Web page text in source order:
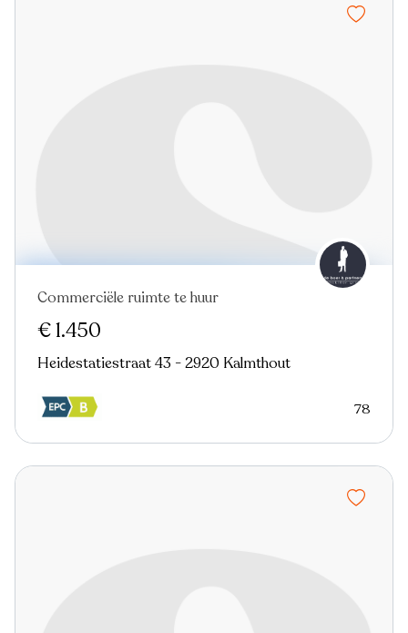
Commerciële ruimte te huur
€ 1.450
Heidestatiestraat 43 - 2920 Kalmthout
78